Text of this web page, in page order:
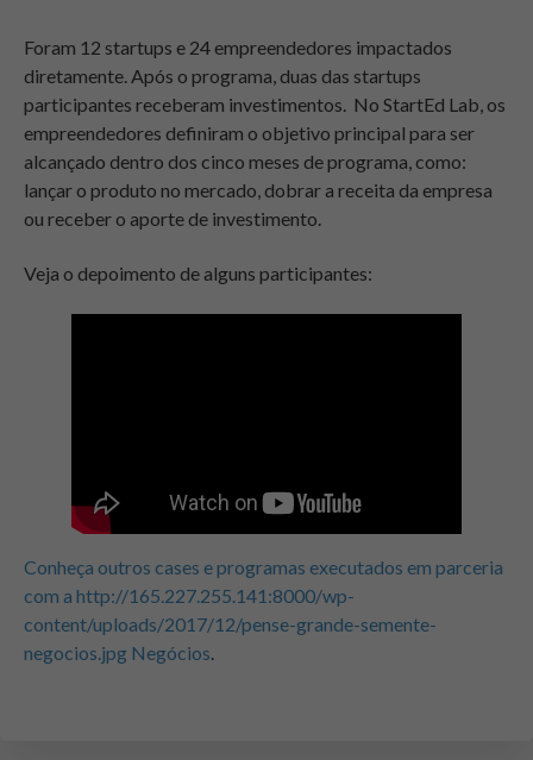
Foram 12 startups e 24 empreendedores impactados
diretamente. Após o programa, duas das startups
participantes receberam investimentos. No Start­Ed Lab, os
empreendedores definiram o objetivo principal para ser
alcançado dentro dos cinco meses de programa, como:
lançar o produto no mercado, dobrar a receita da empresa
ou receber o aporte de investimento.
Veja o depoimento de alguns participantes:
Conheça outros cases e programas executados em parceria
com a http://165.227.255.141:8000/wp-
content/uploads/2017/12/pense-grande-semente-
negocios.jpg Negócios.